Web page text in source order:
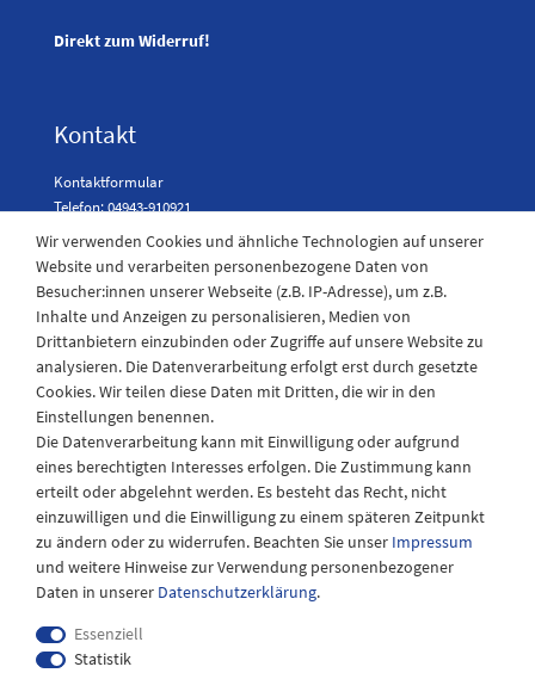
Direkt zum Widerruf!
Kontakt
Kontaktformular
Telefon: 04943-910921
Laden Öffnungszeiten
Montag - Freitag
08:30 - 12:30 und 13.00 - 17.30 Uhr
Samstags
08:30 bis 12:30 Uhr
Wir verwenden Cookies und ähnliche Technologien auf unserer
Website und verarbeiten personenbezogene Daten von
Besucher:innen unserer Webseite (z.B. IP-Adresse), um z.B.
Inhalte und Anzeigen zu personalisieren, Medien von
Drittanbietern einzubinden oder Zugriffe auf unsere Website zu
analysieren. Die Datenverarbeitung erfolgt erst durch gesetzte
Cookies. Wir teilen diese Daten mit Dritten, die wir in den
Einstellungen benennen.
Die Datenverarbeitung kann mit Einwilligung oder aufgrund
eines berechtigten Interesses erfolgen. Die Zustimmung kann
erteilt oder abgelehnt werden. Es besteht das Recht, nicht
einzuwilligen und die Einwilligung zu einem späteren Zeitpunkt
zu ändern oder zu widerrufen. Beachten Sie unser Impressum
und weitere Hinweise zur Verwendung personenbezogener
Daten in unserer Daten­schutz­erklärung.
Essenziell
Statistik